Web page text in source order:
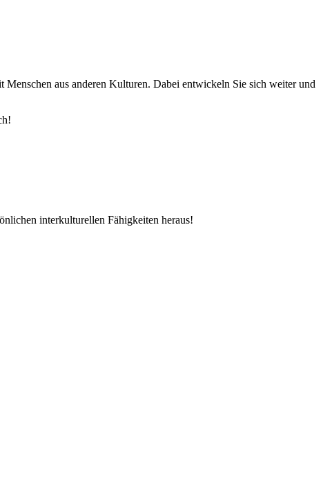
aus anderen Kulturen. Dabei entwickeln Sie sich weiter und
interkulturellen Fähigkeiten heraus!